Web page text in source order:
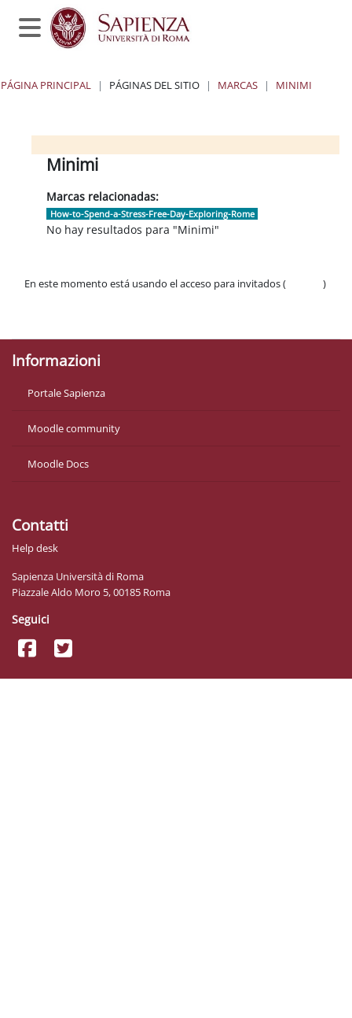
Salta al contenido principal
Panel lateral
PÁGINA PRINCIPAL PÁGINAS DEL SITIO MARCAS MINIMI
Bloques
Bloques
Bloques
BloquesMinimi
Marcas relacionadas:
How-to-Spend-a-Stress-Free-Day-Exploring-Rome
No hay resultados para "Minimi"
En este momento está usando el acceso para invitados (
)
Informazioni
Portale Sapienza
Moodle community
Moodle Docs
Contatti
Help desk
Sapienza Università di Roma
Piazzale Aldo Moro 5, 00185 Roma
Seguici